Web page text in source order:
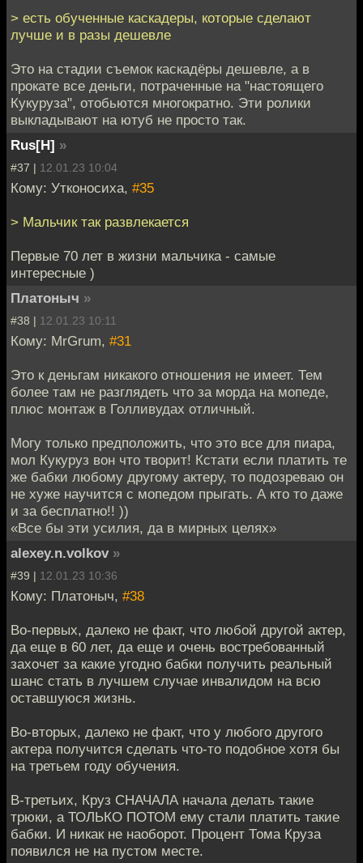
> есть обученные каскадеры, которые сделают
лучше и в разы дешевле
Это на стадии съемок каскадёры дешевле, а в
прокате все деньги, потраченные на "настоящего
Кукуруза", отобьются многократно. Эти ролики
выкладывают на ютуб не просто так.
Rus[H] »
#37 | 12.01.23 10:04
Кому: Утконосиха, #35
> Мальчик так развлекается
Первые 70 лет в жизни мальчика - самые
интересные )
Платоныч »
#38 | 12.01.23 10:11
Кому: MrGrum, #31
Это к деньгам никакого отношения не имеет. Тем
более там не разглядеть что за морда на мопеде,
плюс монтаж в Голливудах отличный.
Могу только предположить, что это все для пиара,
мол Кукуруз вон что творит! Кстати если платить те
же бабки любому другому актеру, то подозреваю он
не хуже научится с мопедом прыгать. А кто то даже
и за бесплатно!! ))
«Все бы эти усилия, да в мирных целях»
alexey.n.volkov »
#39 | 12.01.23 10:36
Кому: Платоныч, #38
Во-первых, далеко не факт, что любой другой актер,
да еще в 60 лет, да еще и очень востребованный
захочет за какие угодно бабки получить реальный
шанс стать в лучшем случае инвалидом на всю
оставшуюся жизнь.
Во-вторых, далеко не факт, что у любого другого
актера получится сделать что-то подобное хотя бы
на третьем году обучения.
В-третьих, Круз СНАЧАЛА начала делать такие
трюки, а ТОЛЬКО ПОТОМ ему стали платить такие
бабки. И никак не наоборот. Процент Тома Круза
появился не на пустом месте.